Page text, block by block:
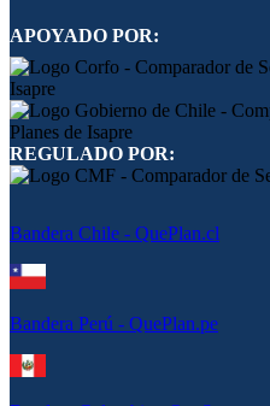
APOYADO POR:
REGULADO POR:
Bandera Chile - QuePlan.cl
Bandera Perú - QuePlan.pe